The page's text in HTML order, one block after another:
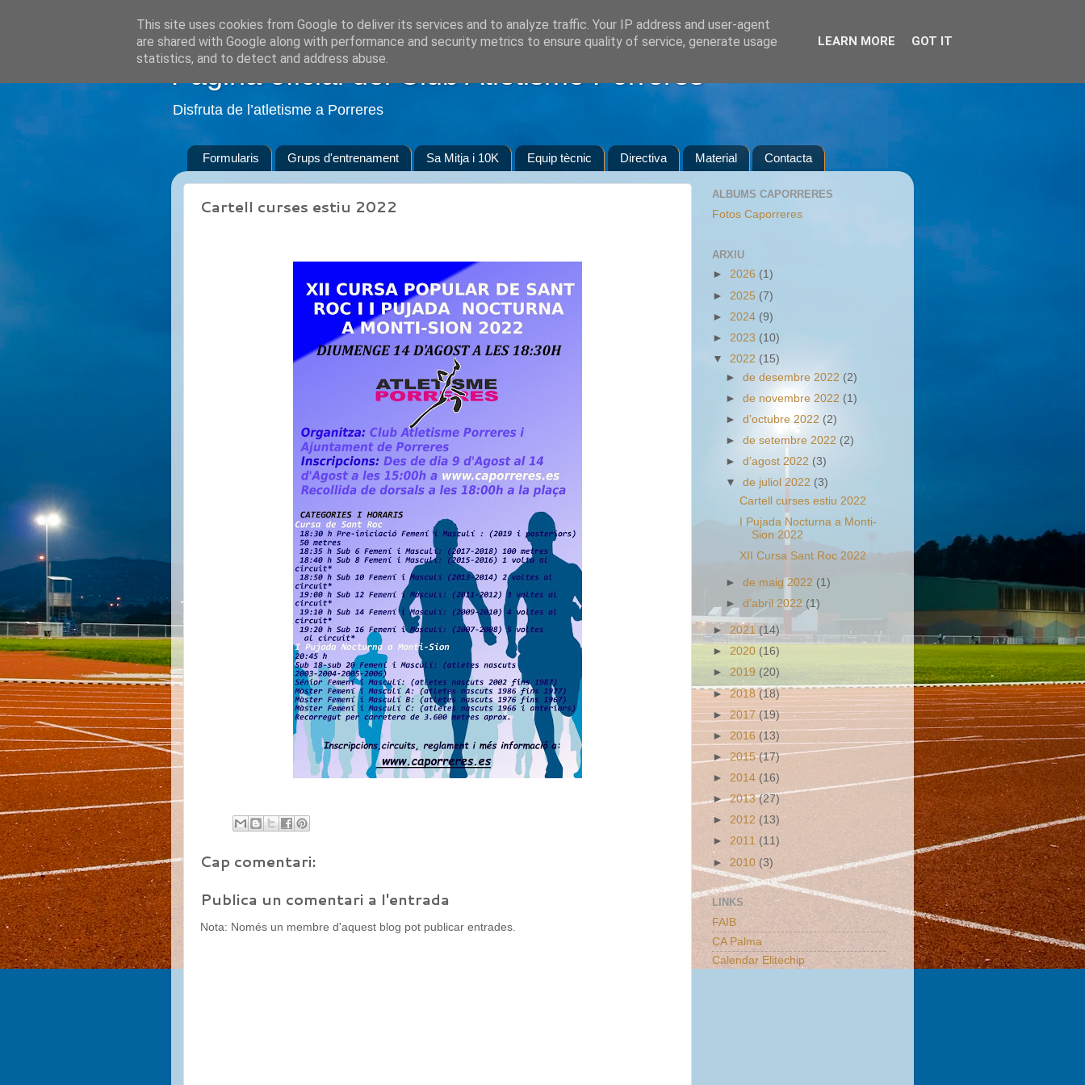
Pàgina oficial del Club Atletisme Porreres
Disfruta de l’atletisme a Porreres
Formularis Grups d'entrenament Sa Mitja i 10K Equip tècnic Directiva Material Contacta
Cartell curses estiu 2022
Cap comentari:
Publica un comentari a l'entrada
Nota: Només un membre d'aquest blog pot publicar entrades.
ALBUMS CAPORRERES
Fotos Caporreres
ARXIU
► 2026 (1)
► 2025 (7)
► 2024 (9)
► 2023 (10)
▼ 2022 (15)
►de desembre 2022 (2)
►de novembre 2022 (1)
►d’octubre 2022 (2)
►de setembre 2022 (2)
►d’agost 2022 (3)
▼de juliol 2022 (3)
Cartell curses estiu 2022
I Pujada Nocturna a Monti-
Sion 2022
XII Cursa Sant Roc 2022
►de maig 2022 (1)
►d’abril 2022 (1)
► 2021 (14)
► 2020 (16)
► 2019 (20)
►2018(18)
►2017(19)
► 2016 (13)
►2015(17)
► 2014 (16)
►2013(27)
► 2012 (13)
► 2011 (11)
► 2010 (3)
LINKS
FAIB
CA Palma
Calendar Elitechip
This site uses cookies from Google to deliver its services and to analyze traffic. Your IP address and user-agent
are shared with Google along with performance and security metrics to ensure quality of service, generate usage
statistics, and to detect and address abuse.
LEARN MORE GOT IT